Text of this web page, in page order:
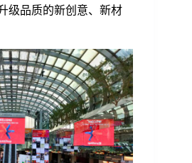
级品质的新创意、新材